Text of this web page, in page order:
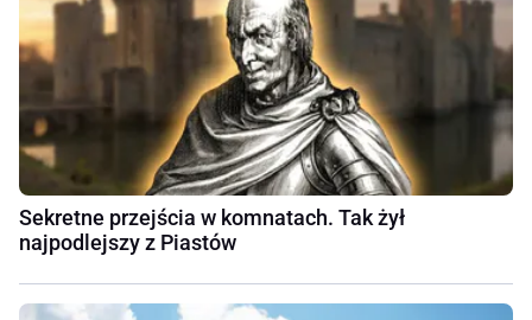
Sekretne przejścia w komnatach. Tak żył
najpodlejszy z Piastów